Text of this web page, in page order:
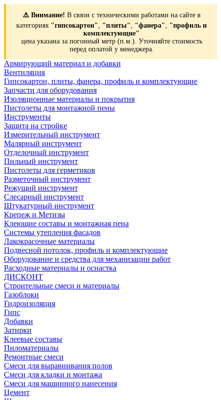
⚠️ Внимание! В связи с техническими работами на сайте в
категориях "гипсокартон", "плиты", "фанера", "профиль и
комплектующие"
цена указана за погонный метр (п.м.). Уточняйте стоимость
перед оплатой у менеджера.
Армирующий материал и добавки
Вентиляция
Гипсокартон, плиты, фанера, профиль и комплектующие
Запчасти для оборудования
Изоляционные материалы и покрытия
Пистолеты для монтажной пены
Инструменты
Защита на стройке
Измерительный инструмент
Малярный инструмент
Отделочный инструмент
Пильный инструмент
Пистолеты для герметиков
Разметочный инструмент
Режущий инструмент
Слесарный инструмент
Штукатурный инструмент
Крепеж и Метизы
Клеющие составы и монтажная пена
Системы утепления фасадов
Лакокрасочные материалы
Подвесной потолок, профиль и комплектующие
Оборудование и средства для механизации работ
Расходные материалы и оснастка
ДИСКОНТ
Строительные смеси и материалы
Газоблоки
Гидроизоляция
Гипс
Добавки
Затирки
Клеевые составы
Пиломатериалы
Ремонтные смеси
Смеси для выравнивания полов
Смеси для кладки и монтажа
Смеси для машинного нанесения
Цемент